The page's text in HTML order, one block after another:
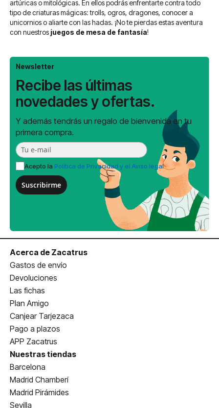
artúricas o mitológicas. En ellos podrás enfrentarte contra todo
tipo de criaturas mágicas: trolls, ogros, dragones, conocer a
unicornios o aliarte con las hadas. ¡No te pierdas estas aventura
con nuestros juegos de mesa de fantasía!
Newsletter
Recibe las últimas
novedades y ofertas.
Y además tendrás un regalo de bienvenida en tu
primera compra.
Acepto la Política de Privacidad y el Aviso legal
Suscribirme
Acerca de Zacatrus
Gastos de envío
Devoluciones
Las fichas
Plan Amigo
Canjear Tarjezaca
Pago a plazos
APP Zacatrus
Nuestras tiendas
Barcelona
Madrid Chamberí
Madrid Pirámides
Sevilla